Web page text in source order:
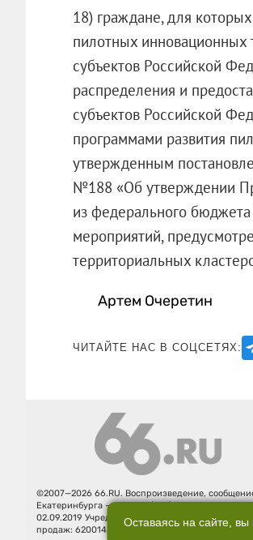
18) граждане, для
пилотных инновационных
субъектов Российской
распределения и
субъектов Российской
программами развития
утвержденным
№188 «Об утверждении
из федерального
мероприятий,
территориальных
Артем Очеретин
ЧИТАЙТЕ НАС В СОЦСЕТЯХ:
©2007—2026 66.RU. Воспроизведение,
Екатеринбурга — «66.ru» (18+)
02.09.2019 Учредитель: Общество с
продаж: 620014, Свердловская обл., г.
Оставаясь на сайте, вы